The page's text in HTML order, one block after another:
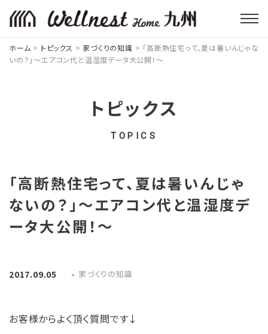
ホーム > トピックス > 家づくりの知識 > 「高断熱住宅って、夏は暑いんじゃな
いの？」～エアコン代と温湿度データ大公開！～
トピックス
TOPICS
「高断熱住宅って、夏は暑いんじゃ
ないの？」～エアコン代と温湿度デ
ータ大公開！～
2017.09.05 - 家づくりの知識
お客様からよく頂く質問です↓